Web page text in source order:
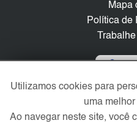
Mapa
Política de
Redes
Utilizamos cookies para
uma
Ao navegar neste site, você